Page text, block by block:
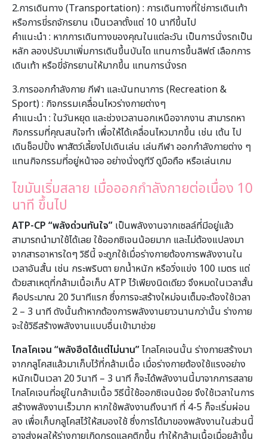
2.การเดินทาง (Transportation) : การเดินทางที่ใช่การเดินเท้า
หรือการขี่รถจักรยาน เป็นเวลาตั้งแต่ 10 นาทีขึ้นไป
คำแนะนำ : หากการเดินทางของคุณในแต่ละวัน เป็นการนั่งรถเป็น
หลัก ลองปรับมาเพิ่มการเดินขึ้นบันได แทนการขึ้นลิฟต์ เลือกการ
เดินเท้า หรือขี่จักรยานให้มากขึ้น แทนการนั่งรถ
3.การออกกำลังกาย กีฬา และนันทนาการ (Recreation &
Sport) : กิจกรรมเคลื่อนไหวร่างกายต่างๆ
คำแนะนำ : ในวันหยุด และช่วงเวลานอกเหนือจากงาน สามารถหา
กิจกรรมที่คุณสนใจทํา เพื่อให้ได้เคลื่อนไหวมากขึ้น เช่น เต้น ไป
เดินช็อปปิ้ง พาสัตว์เลี้ยงไปเดินเล่น เล่นกีฬา ออกกําลังกายต่าง ๆ
แทนกิจกรรมที่อยู่หน้าจอ อย่างนั่งดูทีวี ดูมือถือ หรือเล่นเกม
ไขมันเริ่มสลาย เมื่อออกกำลังกายต่อเนื่อง 10
นาที ขึ้นไป
ATP-CP “พลังด่วนทันใจ” เป็นพลังงานจากเซลล์ที่มีอยู่แล้ว
สามารถนำมาใช้ได้เลย ใช้ออกซิเจนน้อยมาก และไม่ต้องแปลงมา
จากสารอาหารใดๆ วิธีนี้ จะถูกใช้เมื่อร่างกายต้องการพลังงานใน
เวลาอันสั้น เช่น กระพริบตา ยกน้ำหนัก หรือวิ่งแข่ง 100 เมตร แต่
ด้วยสาเหตุที่กล้ามเนื้อเก็บ ATP ไว้เพียงนิดเดียว จึงหมดในเวลาสั้น
คือประมาณ 20 วินาทีแรก ซึ่งการจะสร้างใหม่จนเต็มจะต้องใช้เวลา
2 – 3 นาที ดังนั้นถ้าหากต้องการพลังงานยาวนานกว่านั้น ร่างกาย
จะใช้วิธีสร้างพลังงานแบบอื่นเข้ามาช่วย
ไกลโคเจน “พลังฮึดได้แต่ไม่นาน”ไกลโคเจนนั้น ร่างกายสร้างมา
จากกลูโคสแล้วมาเก็บไว้ที่กล้ามเนื้อ เมื่อร่างกายต้องใช้แรงอย่าง
หนักเป็นเวลา 20 วินาที – 3 นาที ก็จะได้พลังงานนี้มาจากการสลาย
ไกลโคเจนที่อยู่ในกล้ามเนื้อ วิธีนี้ใช้ออกซิเจนน้อย จึงใช้เวลาในการ
สร้างพลังงานเร็วมาก หากใช้พลังงานถึงนาที ที่ 4-5 ก็จะเริ่มผ่อน
ลง เพื่อเก็บกลูโคสไว้ให้สมองใช้ ซึ่งการได้มาของพลังงานในส่วนนี้
อาจส่งผลให้ร่างกายเกิดกรดแลคติกขึ้น ทำให้กล้ามเนื้อเมื่อยล้าขึ้น